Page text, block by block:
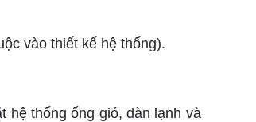
vào thiết kế hệ thống).
hệ thống ống gió, dàn lạnh và